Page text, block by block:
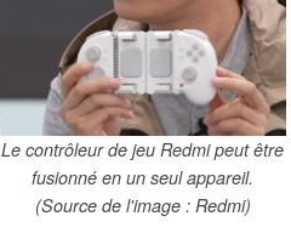
Le contrôleur de jeu Redmi peut être
fusionné en un seul appareil.
(Source de l'image : Redmi)